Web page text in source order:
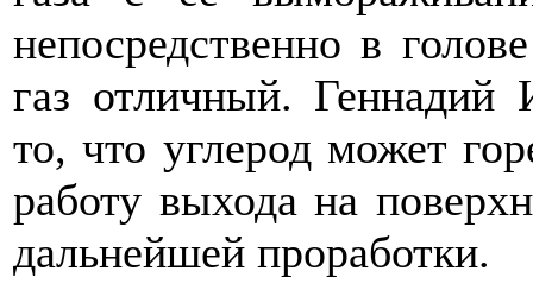
непосредственно в
газ отличный. Геннадий
то, что углерод может
работу выхода на
дальнейшей проработки.